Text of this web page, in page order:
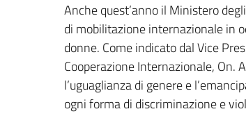
Anche quest’anno il Ministero
di mobilitazione internazionale in
donne. Come indicato dal Vice
Cooperazione Internazionale, On.
l’uguaglianza di genere e
ogni forma di discriminazione e